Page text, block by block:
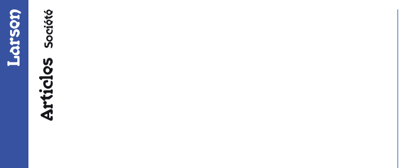
Articles
Société